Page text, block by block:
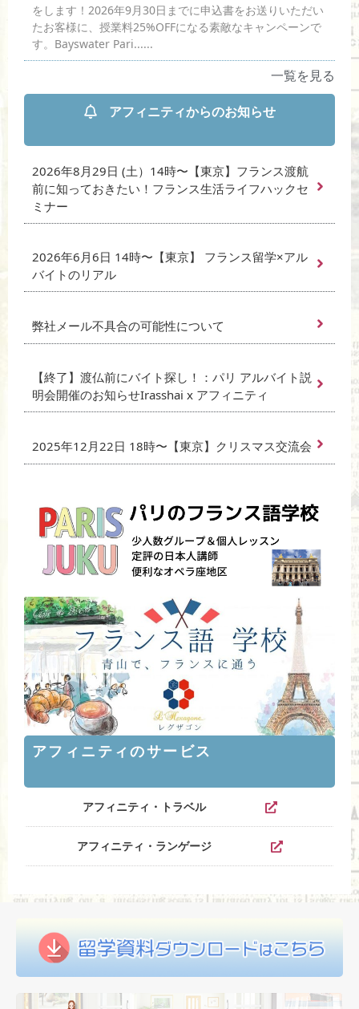
をします！2026年9月30日までに申込書をお送りいただい
たお客様に、授業料25%OFFになる素敵なキャンペーンで
す。Bayswater Pari......
一覧を見る
アフィニティからのお知らせ
2026年8月29日 (土）14時〜【東京】フランス渡航
前に知っておきたい！フランス生活ライフハックセ
ミナー
2026年6月6日 14時〜【東京】 フランス留学×アル
バイトのリアル
弊社メール不具合の可能性について
【終了】渡仏前にバイト探し！：パリ アルバイト説
明会開催のお知らせIrasshai x アフィニティ
2025年12月22日 18時〜【東京】クリスマス交流会
アフィニティのサービス
アフィニティ・トラベル
アフィニティ・ランゲージ